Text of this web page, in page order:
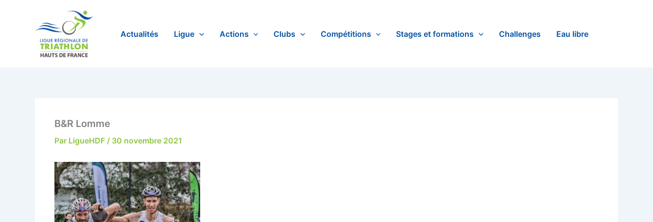
Actualités Ligue Actions Clubs Compétitions Stages et formations Challenges Eau libre
B&R Lomme
Par LigueHDF / 30 novembre 2021